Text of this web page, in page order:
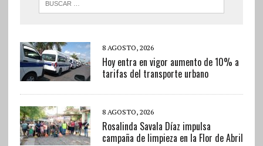
8 AGOSTO, 2026
Hoy entra en vigor aumento de 10% a
tarifas del transporte urbano
8 AGOSTO, 2026
Rosalinda Savala Díaz impulsa
campaña de limpieza en la Flor de Abril